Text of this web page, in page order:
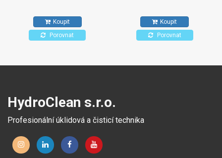
povrchů odolných proti
působení alkoholů.
Koupit
Porovnat
Koupit
Porovnat
HydroClean s.r.o.
Profesionální úklidová a čisticí technika